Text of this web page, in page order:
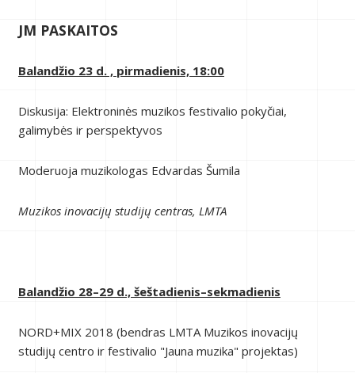
JM PASKAITOS
Balandžio 23 d. , pirmadienis, 18:00
Diskusija: Elektroninės muzikos festivalio pokyčiai,
galimybės ir perspektyvos
Moderuoja muzikologas Edvardas Šumila
Muzikos inovacijų studijų centras, LMTA
Balandžio 28–29 d., šeštadienis–sekmadienis
NORD+MIX 2018 (bendras LMTA Muzikos inovacijų
studijų centro ir festivalio "Jauna muzika" projektas)